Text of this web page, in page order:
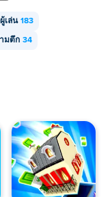
ามารถเล่นได้บน
ศัพท์หรือแท็บเล็ต
เล่น 183
มตึก 34